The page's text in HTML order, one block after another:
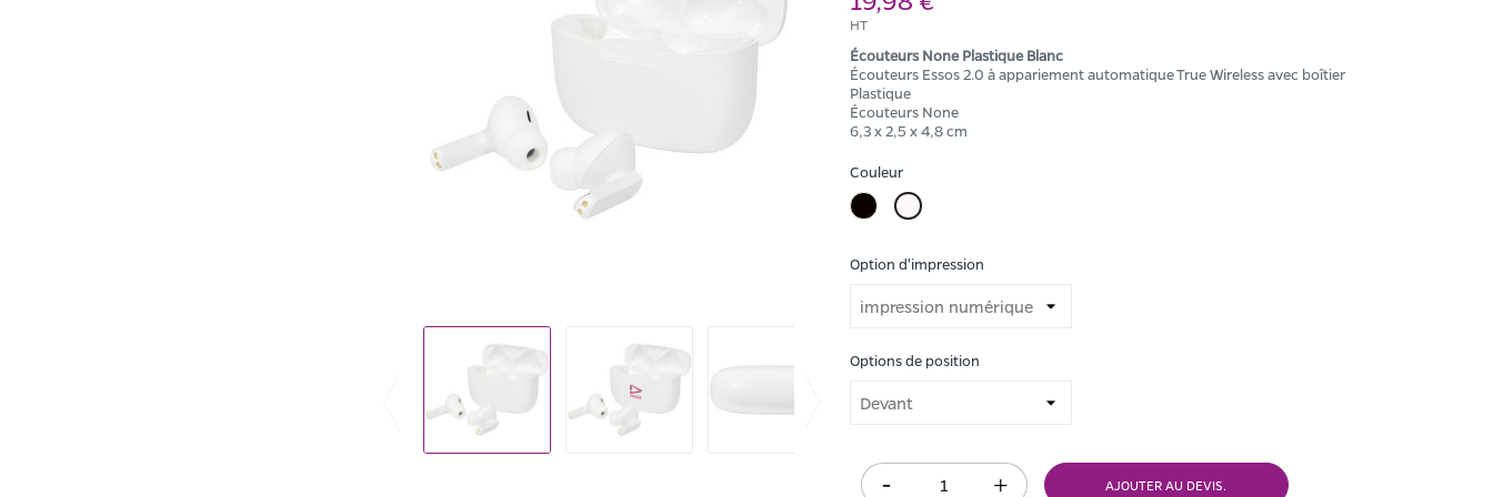
HT
Écouteurs None Plastique Blanc
Écouteurs Essos 2.0 à appariement automatique True Wireless avec boîtier
Plastique
Écouteurs None
6,3 x 2,5 x 4,8 cm
Couleur
Noir
Blanc
Option d'impression
Options de position
AJOUTER AU DEVIS.